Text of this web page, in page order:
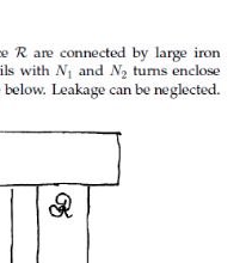
2
(fysikdelen)
diskussioner
Livehjälpen